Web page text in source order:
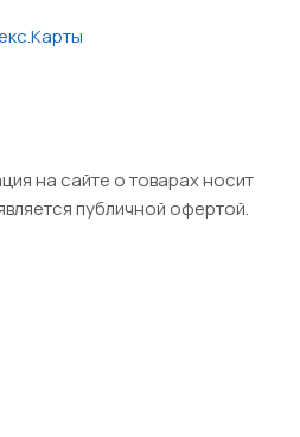
на сайте о товарах носит
публичной офертой.